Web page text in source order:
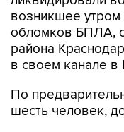
возникшее утром
обломков БПЛА,
района
в своем канале в
По
шесть человек,